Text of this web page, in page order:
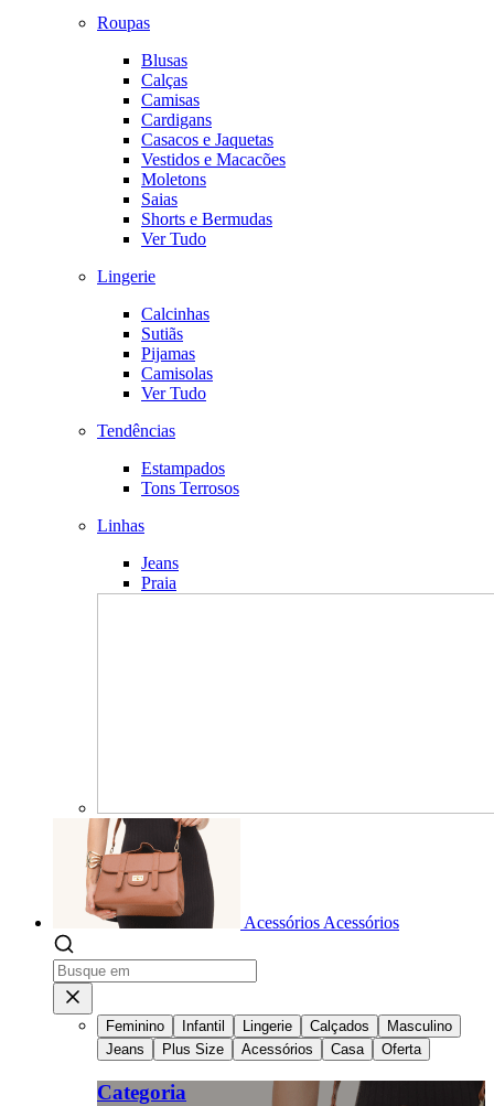
Roupas
Blusas
Calças
Camisas
Cardigans
Casacos e Jaquetas
Vestidos e Macacões
Moletons
Saias
Shorts e Bermudas
Ver Tudo
Lingerie
Calcinhas
Sutiãs
Pijamas
Camisolas
Ver Tudo
Tendências
Estampados
Tons Terrosos
Linhas
Jeans
Praia
Acessórios Acessórios
Feminino Infantil Lingerie Calçados
Masculino
Jeans
Plus Size Acessórios Casa Oferta
Categoria